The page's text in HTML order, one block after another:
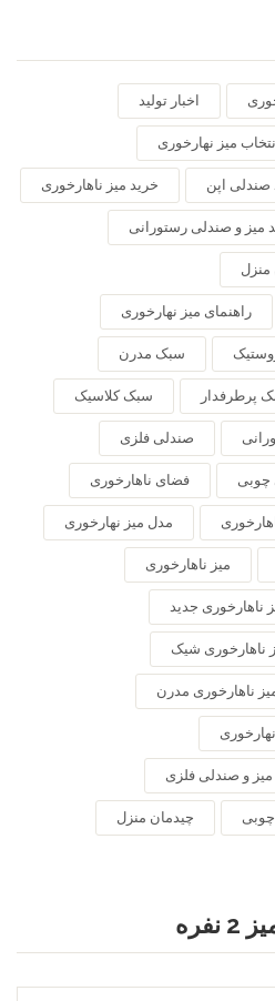
اخبار تولید
میز نهارخوری
صندلی اپن خرید میز ناهارخوری
میز و صندلی رستورانی
منزل
راهنمای میز نهارخوری
سبک مدرن
پرطرفدار سبک کلاسیک
صندلی فلزی
چوبی فضای ناهارخوری
مدل میز نهارخوری
میز ناهارخوری
ناهارخوری جدید
ناهارخوری شیک
ناهارخوری مدرن
میز و صندلی فلزی
چوبی چیدمان منزل
2 نفره